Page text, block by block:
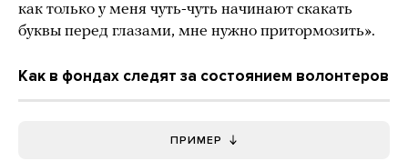
как только у меня чуть-чуть начинают скакать
буквы перед глазами, мне нужно притормозить».
Как в фондах следят за состоянием волонтеров
ПРИМЕР